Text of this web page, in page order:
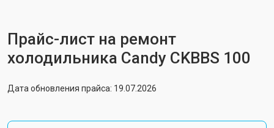
Прайс-лист на ремонт
холодильника Candy CKBBS 100
Дата обновления прайса: 19.07.2026